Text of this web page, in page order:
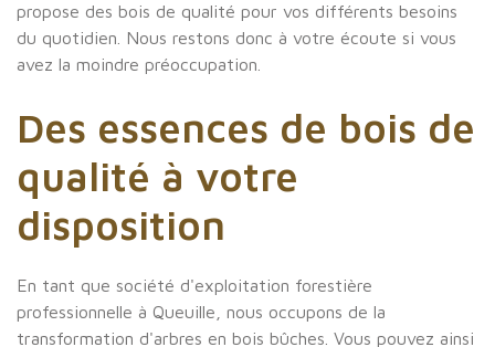
propose des bois de qualité pour vos différents besoins
du quotidien. Nous restons donc à votre écoute si vous
avez la moindre préoccupation.
Des essences de bois de
qualité à votre
disposition
En tant que société d'exploitation forestière
professionnelle à Queuille, nous occupons de la
transformation d'arbres en bois bûches. Vous pouvez ainsi